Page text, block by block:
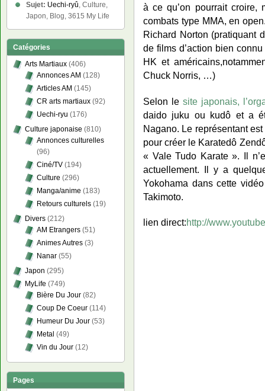
à ce qu’on pourrait croire,
combats type MMA, en
Richard Norton (pratiquant
de films d’action bien
HK et
Chuck Norris, …)
Selon lesite japonais,
daido juku ou kudô et a
Nagano. Le représentant
pour créer le Karatedô
« Vale Tudo Karate ». Il
actuellement. Il y a
Yokohama dans cette
Takimoto.
lien direct:http://
Sujet: Uechi-ryû, Culture,
Japon, Blog, 3615 My Life
Catégories
Arts Martiaux (406)
Annonces AM (128)
Articles AM (145)
CR arts martiaux (92)
Uechi-ryu (176)
Culture japonaise (810)
Annonces culturelles
(96)
Ciné/TV (194)
Culture (296)
Manga/anime (183)
Retours culturels (19)
Divers (212)
AM Etrangers (51)
Animes Autres (3)
Nanar (55)
Japon (295)
MyLife (749)
Bière Du Jour (82)
Coup De Coeur (114)
Humeur Du Jour (53)
Metal (49)
Vin du Jour (12)
Pages